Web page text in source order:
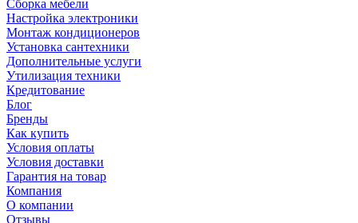
Сборка мебели
Настройка электроники
Монтаж кондиционеров
Установка сантехники
Дополнительные услуги
Утилизация техники
Кредитование
Блог
Бренды
Как купить
Условия оплаты
Условия доставки
Гарантия на товар
Компания
О компании
Отзывы